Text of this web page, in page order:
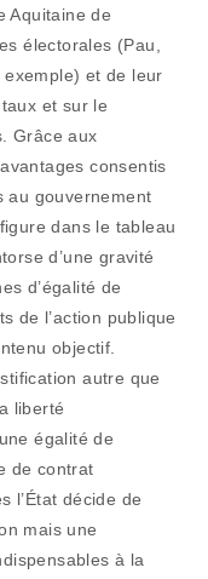
Aquitaine de
électorales (Pau,
et de leur
et sur le
Grâce aux
consentis
au gouvernement
dans le tableau
d’une gravité
d’égalité de
de l’action publique
objectif.
autre que
liberté
égalité de
de contrat
l’État décide de
mais une
à la